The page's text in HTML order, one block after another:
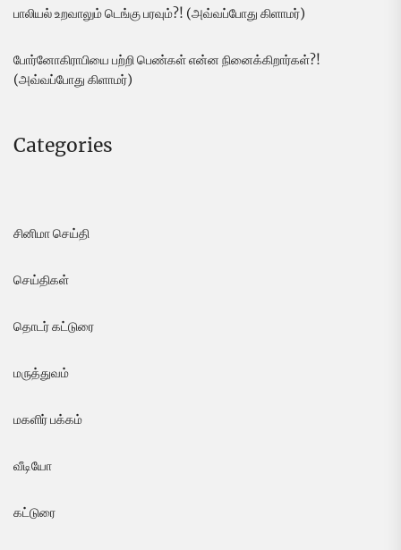
பாலியல் உறவாலும் டெங்கு பரவும்?! (அவ்வப்போது கிளாமர்)
போர்னோகிராபியை பற்றி பெண்கள் என்ன நினைக்கிறார்கள்?!
(அவ்வப்போது கிளாமர்)
Categories
சினிமா செய்தி
செய்திகள்
தொடர் கட்டுரை
மருத்துவம்
மகளிர் பக்கம்
வீடியோ
கட்டுரை